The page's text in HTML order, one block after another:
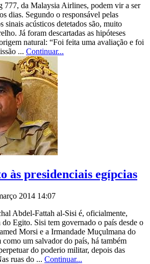
777, da Malaysia Airlines, podem vir a ser
dias. Segundo o responsável pelas
sinais acústicos detetados são, muito
Já foram descartadas as hipóteses
natural: “Foi feita uma avaliação e foi
... Continuar...
às presidenciais egípcias
2014 14:07
Abdel-Fattah al-Sisi é, oficialmente,
do Egito. Sisi tem governado o país desde o
Morsi e a Irmandade Muçulmana do
um salvador do país, há também
do poderio militar, depois das
ruas do ... Continuar...